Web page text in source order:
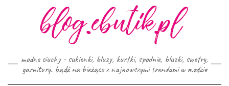
modne ciuchy - sukienki, bluzy, kurtki, spodnie, bluzki, swetry,
garnitury. bądź na bieżąco z najnowszymi trendami w modzie